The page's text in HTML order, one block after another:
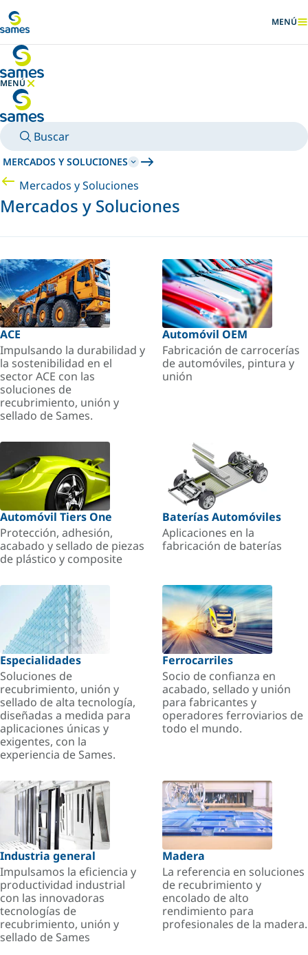
MENÚ
MENÚ
OCULTAR MENÚ
Buscar
MERCADOS Y SOLUCIONES
Mercados y Soluciones
Mercados y Soluciones
ACE
Impulsando la durabilidad y
la sostenibilidad en el
sector ACE con las
soluciones de
recubrimiento, unión y
sellado de Sames.
Automóvil OEM
Fabricación de carrocerías
de automóviles, pintura y
unión
Automóvil Tiers One
Protección, adhesión,
acabado y sellado de piezas
de plástico y composite
Baterías Automóviles
Aplicaciones en la
fabricación de baterías
Especialidades
Soluciones de
recubrimiento, unión y
sellado de alta tecnología,
diseñadas a medida para
aplicaciones únicas y
exigentes, con la
experiencia de Sames.
Ferrocarriles
Socio de confianza en
acabado, sellado y unión
para fabricantes y
operadores ferroviarios de
todo el mundo.
Industria general
Impulsamos la eficiencia y
productividad industrial
con las innovadoras
tecnologías de
recubrimiento, unión y
sellado de Sames
Madera
La referencia en soluciones
de recubrimiento y
encolado de alto
rendimiento para
profesionales de la madera.